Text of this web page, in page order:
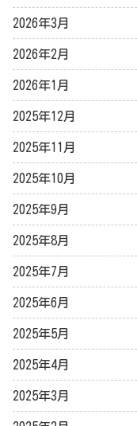
2026年3月
2026年2月
2026年1月
2025年12月
2025年11月
2025年10月
2025年9月
2025年8月
2025年7月
2025年6月
2025年5月
2025年4月
2025年3月